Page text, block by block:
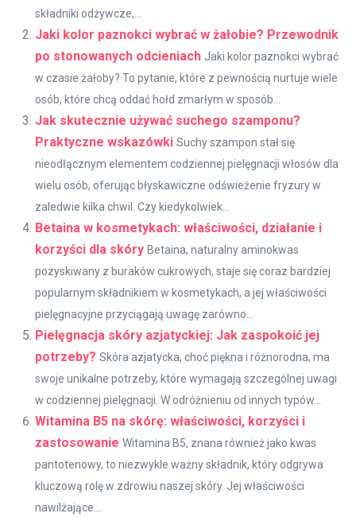
składniki odżywcze,...
Jaki kolor paznokci wybrać w żałobie? Przewodnik
po stonowanych odcieniach Jaki kolor paznokci wybrać
w czasie żałoby? To pytanie, które z pewnością nurtuje wiele
osób, które chcą oddać hołd zmarłym w sposób...
Jak skutecznie używać suchego szamponu?
Praktyczne wskazówki Suchy szampon stał się
nieodłącznym elementem codziennej pielęgnacji włosów dla
wielu osób, oferując błyskawiczne odświeżenie fryzury w
zaledwie kilka chwil. Czy kiedykolwiek...
Betaina w kosmetykach: właściwości, działanie i
korzyści dla skóry Betaina, naturalny aminokwas
pozyskiwany z buraków cukrowych, staje się coraz bardziej
popularnym składnikiem w kosmetykach, a jej właściwości
pielęgnacyjne przyciągają uwagę zarówno...
Pielęgnacja skóry azjatyckiej: Jak zaspokoić jej
potrzeby? Skóra azjatycka, choć piękna i różnorodna, ma
swoje unikalne potrzeby, które wymagają szczególnej uwagi
w codziennej pielęgnacji. W odróżnieniu od innych typów...
Witamina B5 na skórę: właściwości, korzyści i
zastosowanie Witamina B5, znana również jako kwas
pantotenowy, to niezwykle ważny składnik, który odgrywa
kluczową rolę w zdrowiu naszej skóry. Jej właściwości
nawilżające...